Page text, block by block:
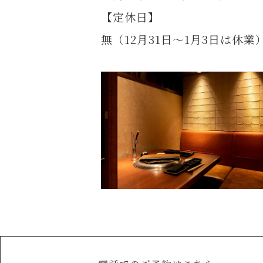
【定休日】
無（12月31日～1月3日は休業